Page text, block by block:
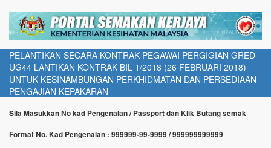
PELANTIKAN SECARA KONTRAK PEGAWAI PERGIGIAN GRED
UG44 LANTIKAN KONTRAK BIL 1/2018 (26 FEBRUARI 2018)
UNTUK KESINAMBUNGAN PERKHIDMATAN DAN PERSEDIAAN
PENGAJIAN KEPAKARAN
Sila Masukkan No kad Pengenalan / Passport dan Klik Butang semak
Format No. Kad Pengenalan : 999999-99-9999 / 999999999999